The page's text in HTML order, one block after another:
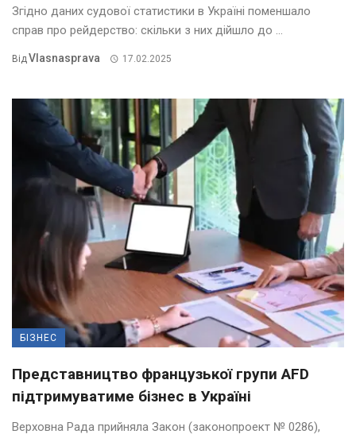
Згідно даних судової статистики в Україні поменшало
справ про рейдерство: скільки з них дійшло до ...
Від Vlasnasprava 17.02.2025
БІЗНЕС
Представництво французької групи AFD
підтримуватиме бізнес в Україні
Верховна Рада прийняла Закон (законопроект № 0286),